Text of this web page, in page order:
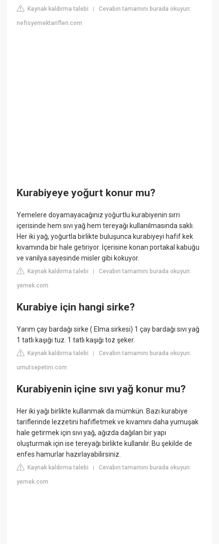
Kaynak kaldırma talebi |Cevabın tamamını burada okuyun:
nefisyemektarifleri.com
Kurabiyeye yoğurt konur mu?
Yemelere doyamayacağınız yoğurtlu kurabiyenin sırrı
içerisinde hem sıvı yağ hem tereyağı kullanılmasında saklı.
Her iki yağ, yoğurtla birlikte buluşunca kurabiyeyi hafif kek
kıvamında bir hale getiriyor. İçerisine konan portakal kabuğu
ve vanilya sayesinde misler gibi kokuyor.
Kaynak kaldırma talebi |Cevabın tamamını burada okuyun:
yemek.com
Kurabiye için hangi sirke?
Yarım çay bardağı sirke ( Elma sirkesi) 1 çay bardağı sıvı yağ
1 tatlı kaşığı tuz. 1 tatlı kaşığı toz şeker.
Kaynak kaldırma talebi |Cevabın tamamını burada okuyun:
umutsepetim.com
Kurabiyenin içine sıvı yağ konur mu?
Her iki yağı birlikte kullanmak da mümkün. Bazı kurabiye
tariflerinde lezzetini hafifletmek ve kıvamını daha yumuşak
hale getirmek için sıvı yağ, ağızda dağılan bir yapı
oluşturmak için ise tereyağı birlikte kullanılır. Bu şekilde de
enfes hamurlar hazırlayabilirsiniz.
Kaynak kaldırma talebi |Cevabın tamamını burada okuyun:
yemek.com